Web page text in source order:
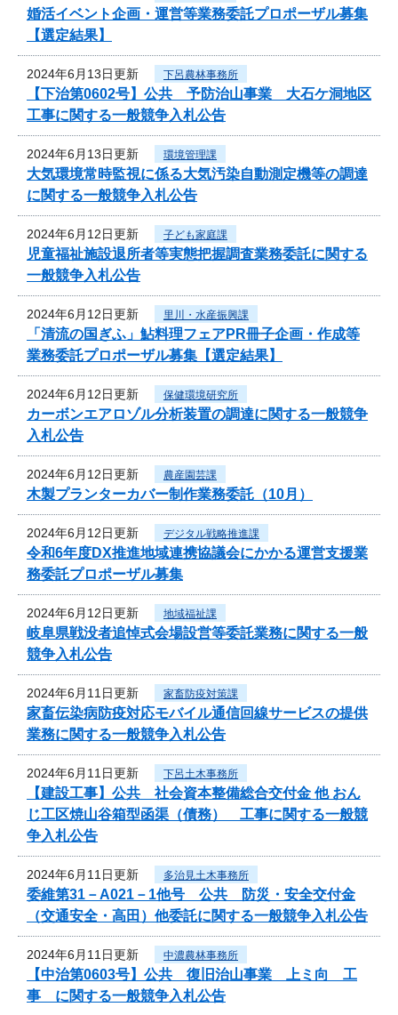
婚活イベント企画・運営等業務委託プロポーザル募集
【選定結果】
2024年6月13日更新 下呂農林事務所
【下治第0602号】公共 予防治山事業 大石ケ洞地区
工事に関する一般競争入札公告
2024年6月13日更新 環境管理課
大気環境常時監視に係る大気汚染自動測定機等の調達
に関する一般競争入札公告
2024年6月12日更新 子ども家庭課
児童福祉施設退所者等実態把握調査業務委託に関する
一般競争入札公告
2024年6月12日更新 里川・水産振興課
「清流の国ぎふ」鮎料理フェアPR冊子企画・作成等
業務委託プロポーザル募集【選定結果】
2024年6月12日更新 保健環境研究所
カーボンエアロゾル分析装置の調達に関する一般競争
入札公告
2024年6月12日更新 農産園芸課
木製プランターカバー制作業務委託（10月）
2024年6月12日更新 デジタル戦略推進課
令和6年度DX推進地域連携協議会にかかる運営支援業
務委託プロポーザル募集
2024年6月12日更新 地域福祉課
岐阜県戦没者追悼式会場設営等委託業務に関する一般
競争入札公告
2024年6月11日更新 家畜防疫対策課
家畜伝染病防疫対応モバイル通信回線サービスの提供
業務に関する一般競争入札公告
2024年6月11日更新 下呂土木事務所
【建設工事】公共 社会資本整備総合交付金 他 おん
じ工区焼山谷箱型函渠（債務） 工事に関する一般競
争入札公告
2024年6月11日更新 多治見土木事務所
委維第31－A021－1他号 公共 防災・安全交付金
（交通安全・高田）他委託に関する一般競争入札公告
2024年6月11日更新 中濃農林事務所
【中治第0603号】公共 復旧治山事業 上ミ向 工
事 に関する一般競争入札公告